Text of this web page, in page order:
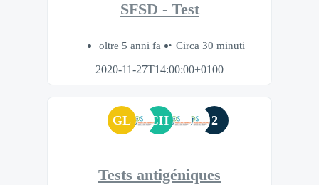
SFSD - Test
oltre 5 anni fa
Circa 30 minuti
2020-11-27T14:00:00+0100
GL CH 2
Tests antigéniques